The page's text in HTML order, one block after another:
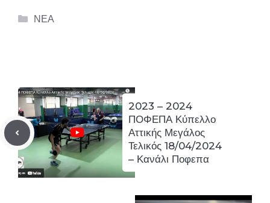
Categories
ΝΕΑ
2023 – 2024
ΠΟΦΕΠΑ Κύπελλο
Αττικής Μεγάλος
Τελικός 18/04/2024
– Κανάλι Ποφεπα